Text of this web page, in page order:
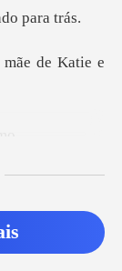
de Katie e